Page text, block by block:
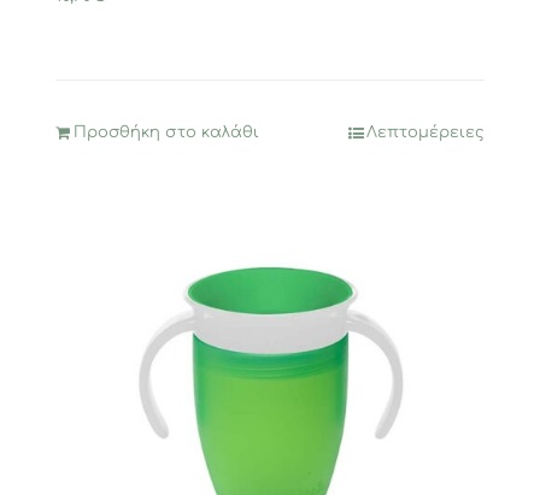
Προσθήκη στο καλάθι Λεπτομέρειες